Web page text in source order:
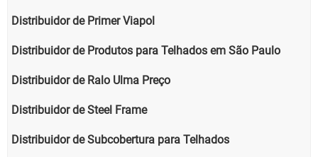
Distribuidor de Primer Viapol
Distribuidor de Produtos para Telhados em São Paulo
Distribuidor de Ralo Ulma Preço
Distribuidor de Steel Frame
Distribuidor de Subcobertura para Telhados